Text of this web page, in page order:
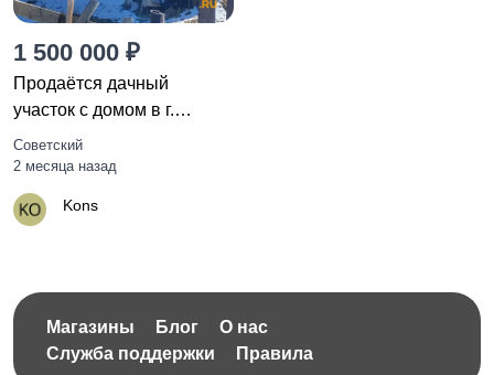
1 500 000 ₽
Продаётся дачный
участок с домом в г.
Советский
Советский
2 месяца назад
Kons
Магазины Блог
О нас
Служба поддержки
Правила